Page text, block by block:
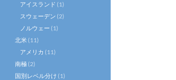
アイスランド (1)
スウェーデン (2)
ノルウェー (1)
北米 (11)
アメリカ (11)
南極 (2)
国別レベル分け (1)